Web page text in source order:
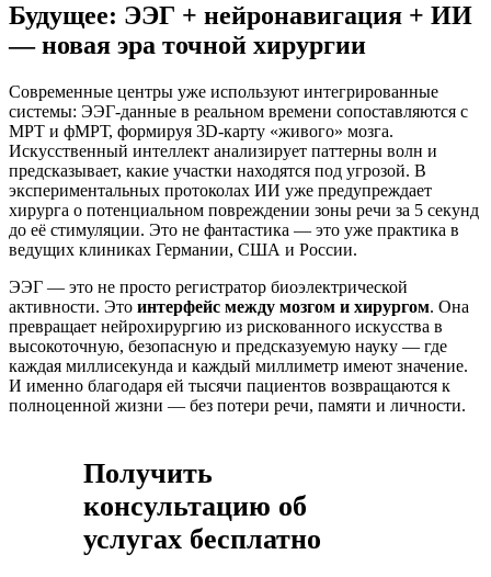
Будущее: ЭЭГ + нейронавигация + ИИ
— новая эра точной хирургии
Современные центры уже используют интегрированные
системы: ЭЭГ-данные в реальном времени сопоставляются с
МРТ и фМРТ, формируя 3D-карту «живого» мозга.
Искусственный интеллект анализирует паттерны волн и
предсказывает, какие участки находятся под угрозой. В
экспериментальных протоколах ИИ уже предупреждает
хирурга о потенциальном повреждении зоны речи за 5 секунд
до её стимуляции. Это не фантастика — это уже практика в
ведущих клиниках Германии, США и России.
ЭЭГ — это не просто регистратор биоэлектрической
активности. Это интерфейс между мозгом и хирургом. Она
превращает нейрохирургию из рискованного искусства в
высокоточную, безопасную и предсказуемую науку — где
каждая миллисекунда и каждый миллиметр имеют значение.
И именно благодаря ей тысячи пациентов возвращаются к
полноценной жизни — без потери речи, памяти и личности.
Получить
консультацию об
услугах бесплатно